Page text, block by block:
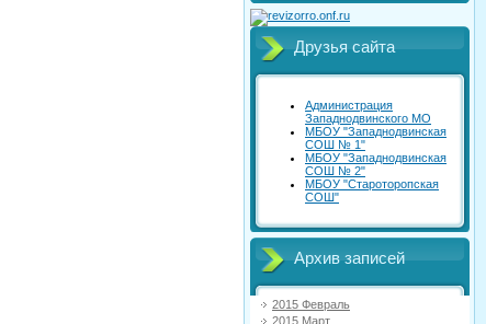
Друзья сайта
Администрация
Западнодвинского МО
МБОУ "Западнодвинская
СОШ № 1"
МБОУ "Западнодвинская
СОШ № 2"
МБОУ "Староторопская
СОШ"
Архив записей
2015 Февраль
2015 Март